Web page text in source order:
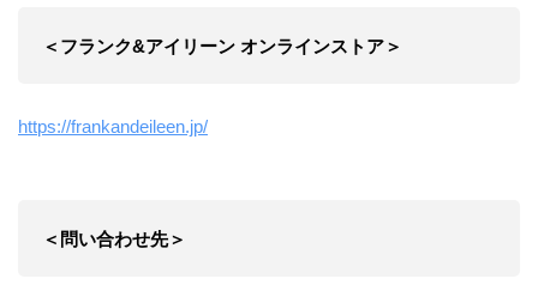
＜フランク&アイリーン オンラインストア＞
https://frankandeileen.jp/
＜問い合わせ先＞